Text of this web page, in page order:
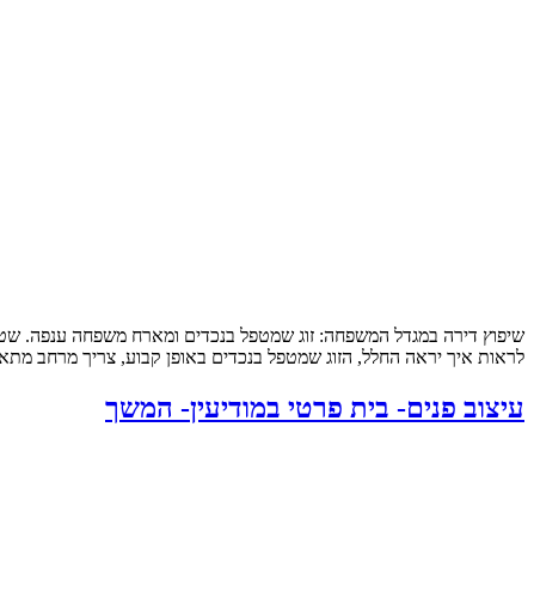
לראות איך יראה החלל, הזוג שמטפל בנכדים באופן קבוע, צריך מרחב
עיצוב פנים- בית פרטי במודיעין- המשך